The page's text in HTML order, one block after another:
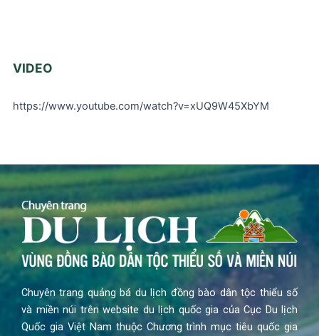
VIDEO
https://www.youtube.com/watch?v=xUQ9W45XbYM
Chuyên trang quảng bá du lịch đồng bào dân tộc thiểu số
và miền núi trên website du lịch quốc gia của Cục Du lịch
Quốc gia Việt Nam thuộc Chương trình mục tiêu quốc gia